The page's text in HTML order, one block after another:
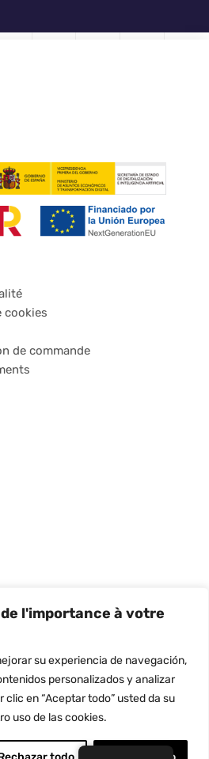
l'importance à votre
su experiencia de navegación,
personalizados y analizar
en “Aceptar todo” usted da su
uso de las cookies.
cookies
de commande
Barcelona
Ibérica, S.L.
2025 Flamtec